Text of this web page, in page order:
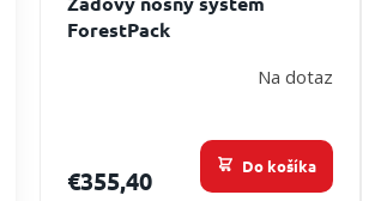
ForestPack
Na dotaz
€355,40 Do košíka